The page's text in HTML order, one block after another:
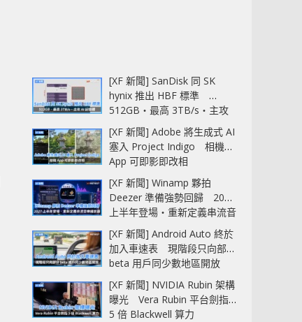
[XF 新聞] SanDisk 同 SK
hynix 推出 HBF 標準
512GB‧最高 3TB/s‧主攻
AI 記憶體
[XF 新聞] Adobe 將生成式 AI
塞入 Project Indigo 相機
App 可即影即改相
[XF 新聞] Winamp 夥拍
Deezer 準備強勢回歸 2027
上半年登場‧重新定義串流音
樂播放器
[XF 新聞] Android Auto 終於
加入車速表 現階段只向部分
beta 用戶同少數地區開放
[XF 新聞] NVIDIA Rubin 架構
曝光 Vera Rubin 平台劍指
5 倍 Blackwell 算力